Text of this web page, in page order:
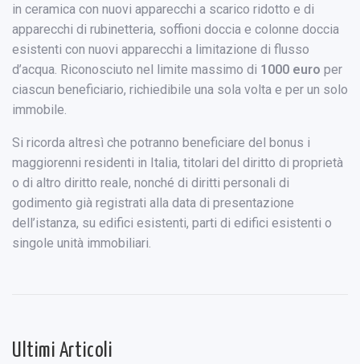
in ceramica con nuovi apparecchi a scarico ridotto e di
apparecchi di rubinetteria, soffioni doccia e colonne doccia
esistenti con nuovi apparecchi a limitazione di flusso
d’acqua. Riconosciuto nel limite massimo di 1000 euro per
ciascun beneficiario, richiedibile una sola volta e per un solo
immobile.
Si ricorda altresì che potranno beneficiare del bonus i
maggiorenni residenti in Italia, titolari del diritto di proprietà
o di altro diritto reale, nonché di diritti personali di
godimento già registrati alla data di presentazione
dell’istanza, su edifici esistenti, parti di edifici esistenti o
singole unità immobiliari.
Ultimi Articoli